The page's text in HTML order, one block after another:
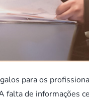
para os
falta de informações